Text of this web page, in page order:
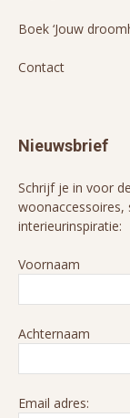
Boek ‘Jouw
Contact
Nieuwsbrief
Schrijf je in voor
woonaccessoires,
interieurinspiratie:
Voornaam
Achternaam
Email adres: